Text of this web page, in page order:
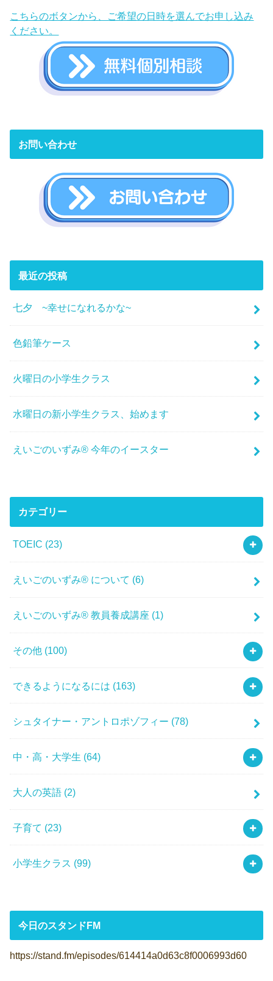
こちらのボタンから、ご希望の日時を選んでお申し込み
ください。
お問い合わせ
最近の投稿
七夕 ~幸せになれるかな~
色鉛筆ケース
火曜日の小学生クラス
水曜日の新小学生クラス、始めます
えいごのいずみ® 今年のイースター
カテゴリー
TOEIC (23)
えいごのいずみ® について (6)
えいごのいずみ® 教員養成講座 (1)
その他 (100)
できるようになるには (163)
シュタイナー・アントロポゾフィー (78)
中・高・大学生 (64)
大人の英語 (2)
子育て (23)
小学生クラス (99)
今日のスタンドFM
https://stand.fm/episodes/614414a0d63c8f0006993d60